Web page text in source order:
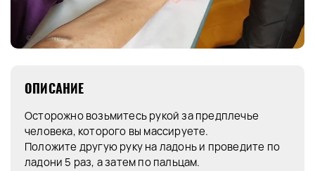
ОПИСАНИЕ
Осторожно возьмитесь рукой за предплечье
человека, которого вы массируете.
Положите другую руку на ладонь и проведите по
ладони 5 раз, а затем по пальцам.